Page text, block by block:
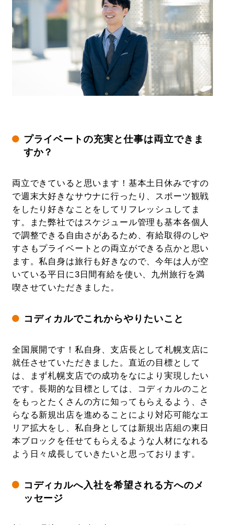
プライベートの充実と仕事は両立できま
すか？
両立できていると思います！基本土日休みですの
で週末大好きなサウナに行ったり、スポーツ観戦
をしたり好きなことをしてリフレッシュしてま
す。また弊社ではスケジュール管理も基本各個人
で調整できる自由さがあるため、有給取得のしや
すさもプライベートとの両立ができる点かと思い
ます。私自身は旅行も好きなので、今年は人が空
いている平日に3日間有給を使い、九州旅行を満
喫させていただきました。
コディカルでこれからやりたいこと
全国展開です！私自身、支店長として札幌支店に
就任させていただきました。直近の目標として
は、まず札幌支店での成功をなにより実現したい
です。長期的な目標としては、コディカルのこと
をもっとたくさんの方に知ってもらえるよう、さ
らなる新規出店を進めることにより対応可能なエ
リア拡大をし、私自身としては新規出店組の東日
本ブロックを任せてもらえるような人材になれる
よう日々成長していきたいと思っております。
コディカルへ入社を希望される方へのメ
ッセージ